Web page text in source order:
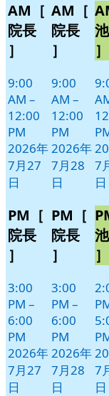
月
27
日
イ
ベ
ト)
AM［
院長
］
9:00
AM –
12:00
PM
2026年
7月27
日
PM［
院長
］
3:00
PM –
6:00
PM
2026年
7月27
日
月
28
日
イ
ベ
ト)
AM［
院長
］
9:00
AM –
12:00
PM
2026年
7月28
日
PM［
院長
］
3:00
PM –
6:00
PM
2026年
7月28
日
］
7
日
］
7
日